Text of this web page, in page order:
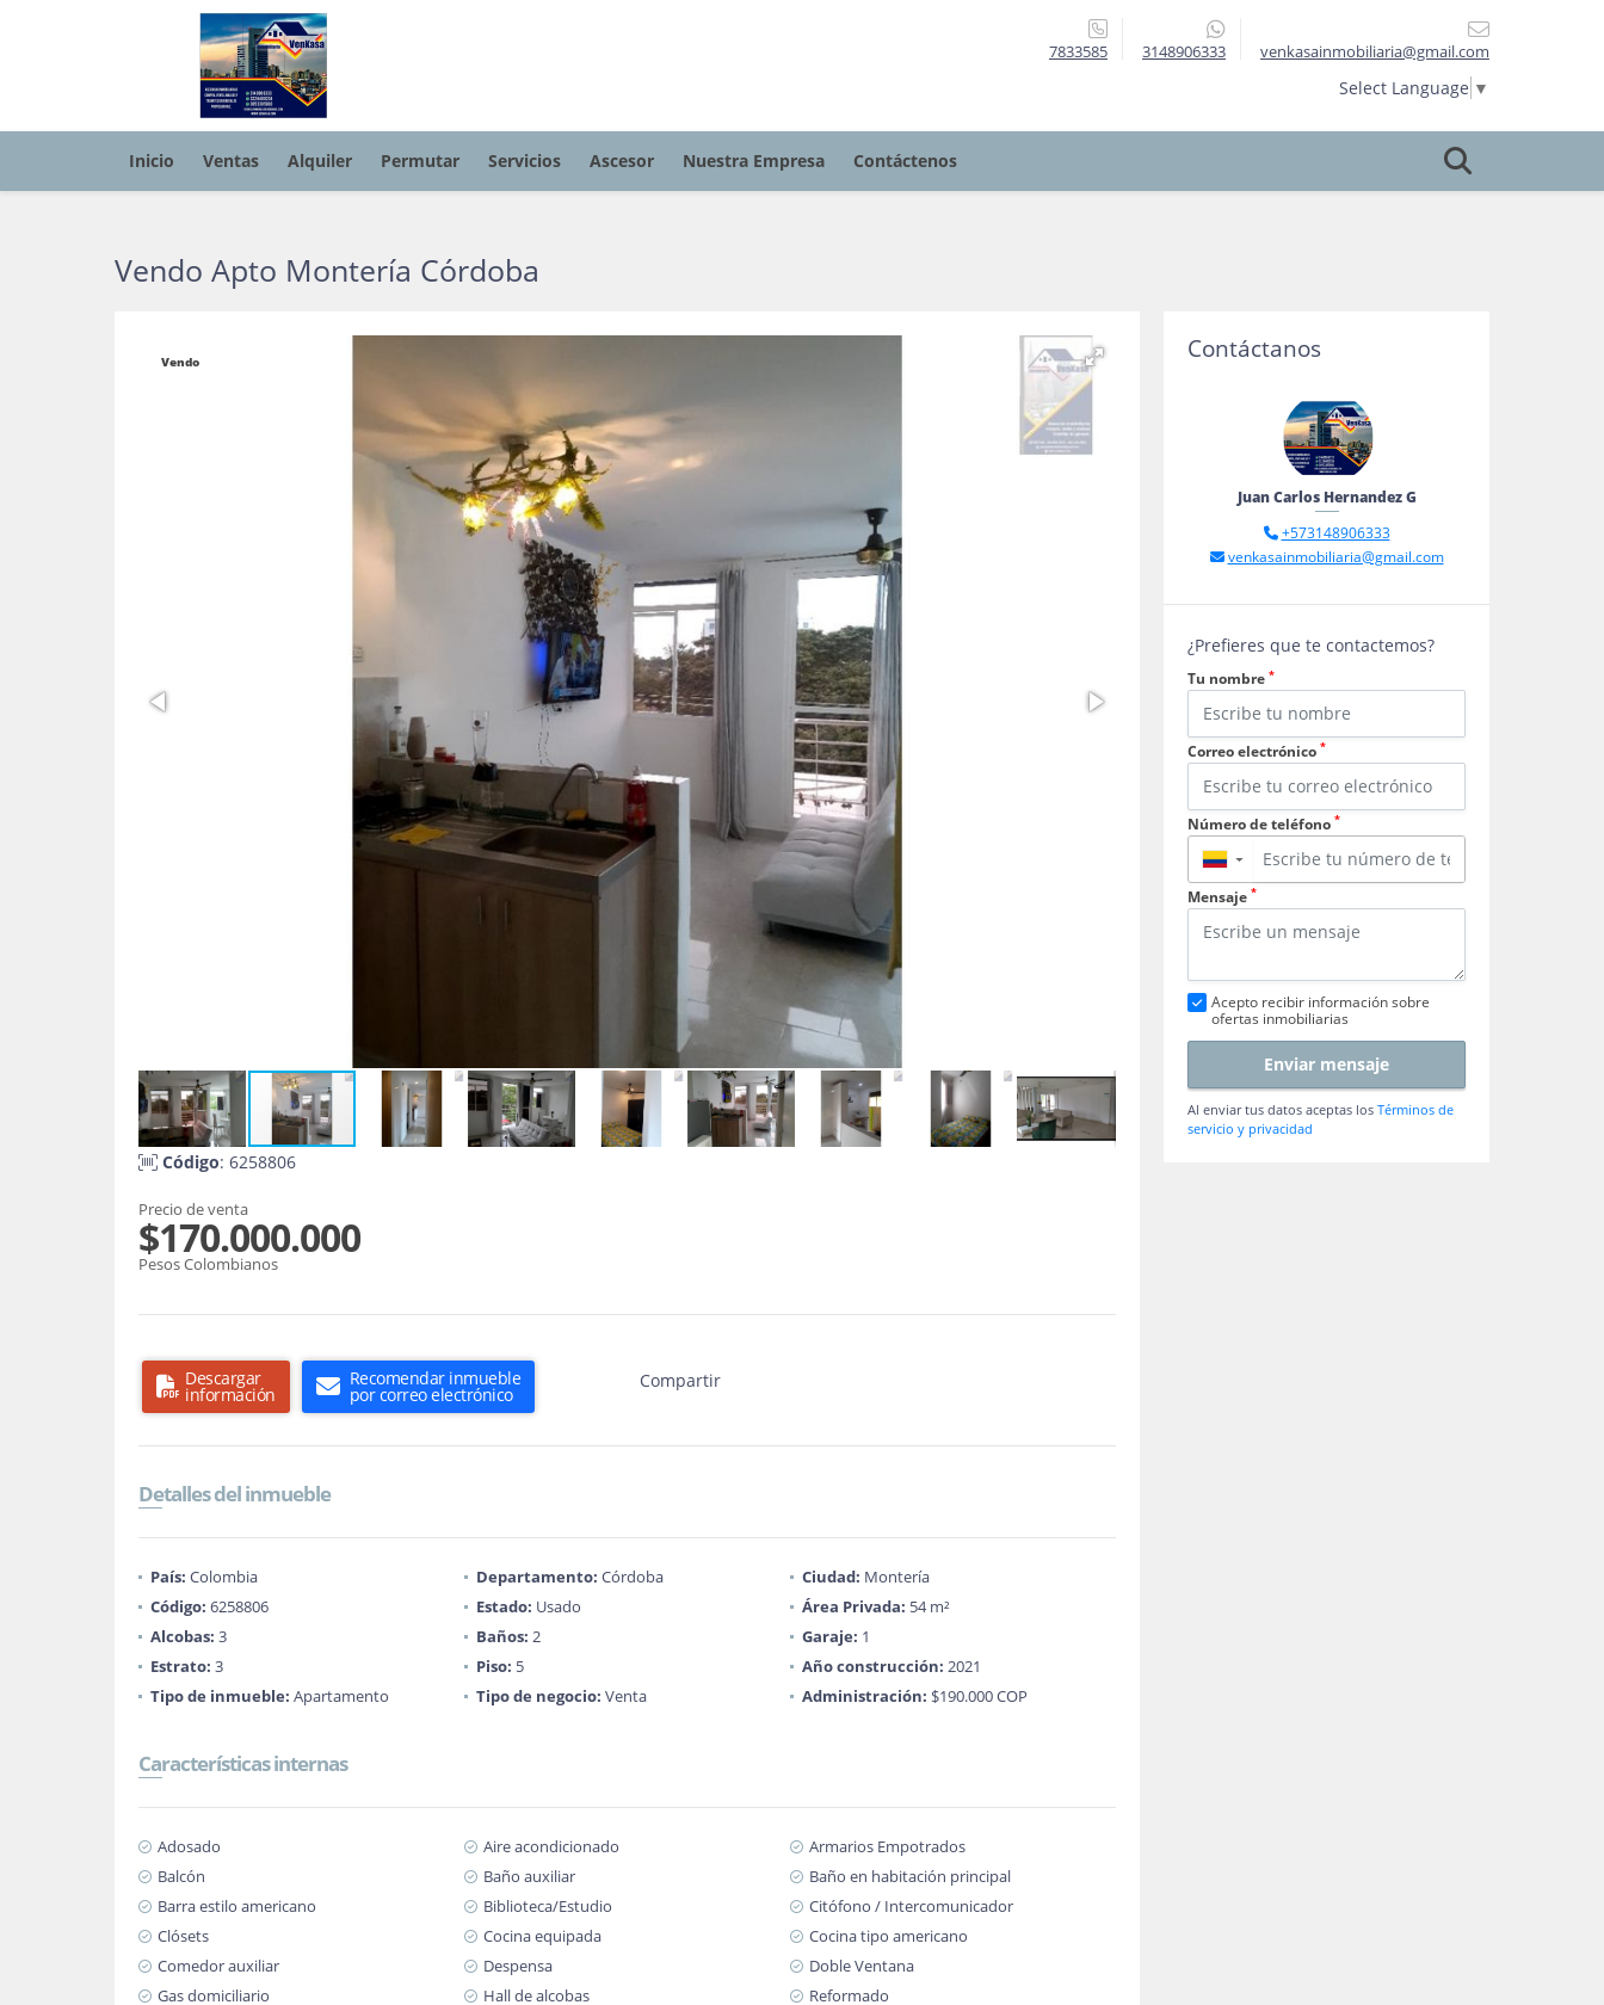
7833585 3148906333 venkasainmobiliaria@gmail.com
Select Language ▼
Inicio Ventas Alquiler Permutar Servicios Ascesor Nuestra Empresa Contáctenos
Vendo Apto Montería Córdoba
Vendo
Código: 6258806
Precio de venta
$170.000.000
Pesos Colombianos
Descargar
información
Recomendar inmueble
por correo electrónico
Compartir
Detalles del inmueble
País: Colombia Departamento: Córdoba Ciudad: Montería
Código: 6258806 Estado: Usado Área Privada: 54 m²
Alcobas: 3 Baños: 2 Garaje: 1
Estrato: 3 Piso: 5 Año construcción: 2021
Tipo de inmueble: Apartamento Tipo de negocio: Venta Administración: $190.000 COP
Características internas
Adosado Aire acondicionado
Armarios Empotrados
Balcón
Baño auxiliar
Baño en habitación principal
Barra estilo americano
Biblioteca/Estudio
Citófono / Intercomunicador
Clósets
Cocina equipada
Cocina tipo americano
Comedor auxiliar
Despensa
Doble Ventana
Gas domiciliario
Hall de alcobas
Reformado
Contáctanos
Juan Carlos Hernandez G
+573148906333
venkasainmobiliaria@gmail.com
¿Prefieres que te contactemos?
Tu nombre *
Correo electrónico *
Número de teléfono *
▼
Mensaje *
Acepto recibir información sobre
ofertas inmobiliarias
Enviar mensaje
Al enviar tus datos aceptas los Términos de
servicio y privacidad